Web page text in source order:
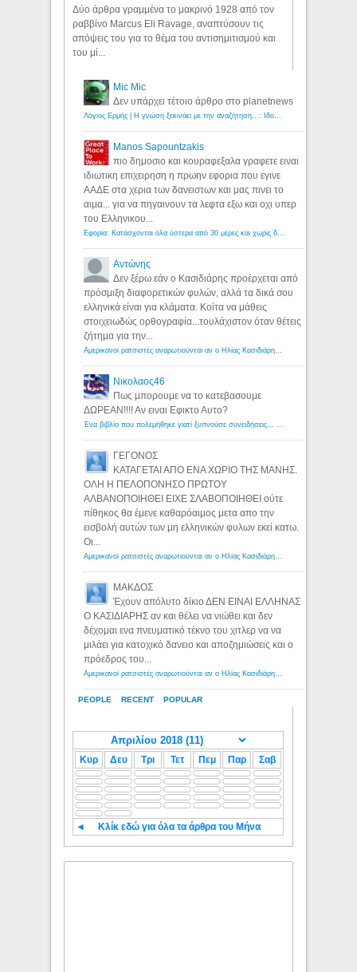
Δύο άρθρα γραμμένα το μακρινό 1928 από τον
ραββίνο Marcus Eli Ravage, αναπτύσουν τις
απόψεις του για το θέμα του αντισημιτισμού και
του μί...
PEOPLE RECENT POPULAR
Mic Mic
Δεν υπάρχει τέτοιο άρθρο στο planetnews
Manos Sapountzakis
πιο δημοσιο και κουραφεξαλα γραφετε ειναι
ιδιωτικη επιχειρηση η πρωην εφορια που εγινε
ΑΑΔΕ στα χερια των δανειστων και μας πινει το
αιμα... για να πηγαινουν τα λεφτα εξω και οχι υπερ
του Ελληνικου...
Αντώνης
Δεν ξέρω εάν ο Κασιδιάρης προέρχεται από
πρόσμιξη διαφορετικών φυλών, αλλά τα δικά σου
ελληνικά είναι για κλάματα. Κοίτα να μάθεις
στοιχειωδώς ορθογραφία...τουλάχιστον όταν θέτεις
ζήτημα για την...
Νικολαος46
Πως μπορουμε να το κατεβασουμε
ΔΩΡΕΑΝ!!!! Αν ειναι Εφικτο Αυτο?
ΓΕΓΟΝΟΣ
ΚΑΤΑΓΕΤΑΙ ΑΠΟ ΕΝΑ ΧΩΡΙΟ ΤΗΣ ΜΑΝΗΣ.
ΟΛΗ Η ΠΕΛΟΠΟΝΗΣΟ ΠΡΩΤΟΥ
ΑΛΒΑΝΟΠΟΙΗΘΕΙ ΕΙΧΕ ΣΛΑΒΟΠΟΙΗΘΕΙ ούτε
πίθηκος θα έμενε καθαρόαιμος μετα απο την
εισβολή αυτών των μη ελληνικών φυλων εκεί κατω.
Οι...
ΜΑΚΔΟΣ
Έχουν απόλυτο δίκιο ΔΕΝ ΕΙΝΑΙ ΕΛΛΗΝΑΣ
Ο ΚΑΣΙΔΙΑΡΗΣ αν και θέλει να νιώθει και δεν
δέχομαι ενα πνευματικό τέκνο του χιτλερ να να
μιλάει για κατοχικό δανειο και αποζημιώσεις και ο
πρόεδρος του...
Κυρ Δευ Τρι Τετ Πεμ Παρ Σαβ
◄ Κλίκ εδώ για όλα τα άρθρα του Μήνα